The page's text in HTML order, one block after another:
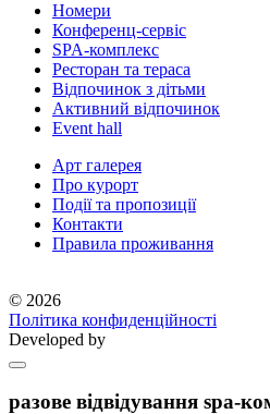
Номери
Конференц-сервіс
SPA-комплекс
Ресторан та тераса
Відпочинок з дітьми
Активний відпочинок
Event hall
Арт галерея
Про курорт
Події та пропозиції
Контакти
Правила проживання
© 2026
Політика конфиденційності
Developed by
разове відвідування spa-